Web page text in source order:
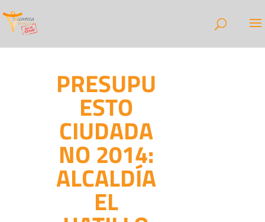
PRESUPU
ESTO
CIUDADA
NO 2014:
ALCALDÍA
EL